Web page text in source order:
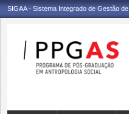
SIGAA - Sistema Integrado de Gestão